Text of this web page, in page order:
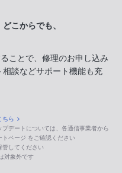
こからでも、
ことで、修理のお申し込み
相談などサポート機能も充
ちら
デートについては、各通信事業者から
ページ をご確認ください
管してください
対象外です